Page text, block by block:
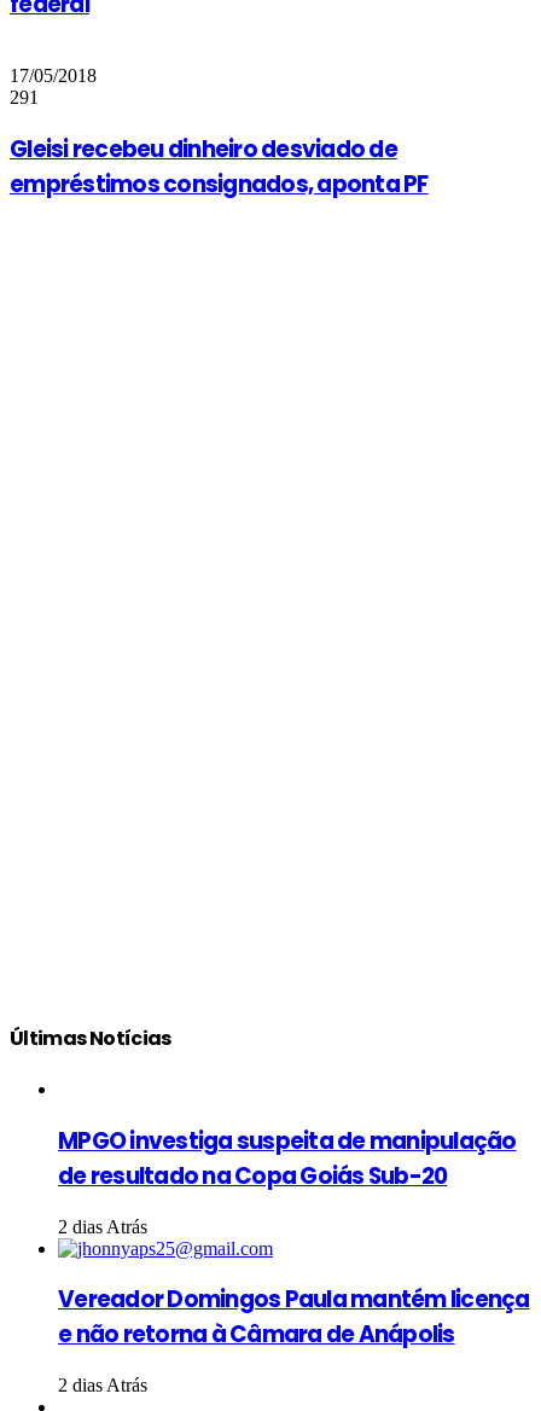
17/05/2018
291
Gleisi recebeu dinheiro desviado de
empréstimos consignados, aponta PF
Últimas Notícias
MPGO investiga suspeita de manipulação
de resultado na Copa Goiás Sub-20
2 dias Atrás
Vereador Domingos Paula mantém licença
e não retorna à Câmara de Anápolis
2 dias Atrás